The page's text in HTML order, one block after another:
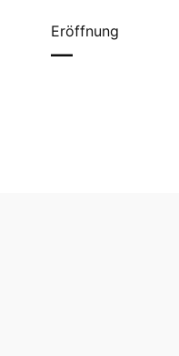
Eröffnung
—